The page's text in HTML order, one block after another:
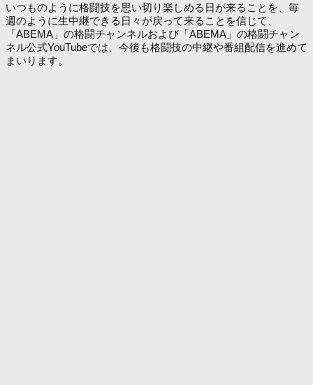
いつものように格闘技を思い切り楽しめる日が来ることを、毎
週のように生中継できる日々が戻って来ることを信じて、
「ABEMA」の格闘チャンネルおよび「ABEMA」の格闘チャン
ネル公式YouTubeでは、今後も格闘技の中継や番組配信を進めて
まいります。